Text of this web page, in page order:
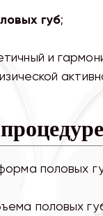
губ;
и
половых
половых